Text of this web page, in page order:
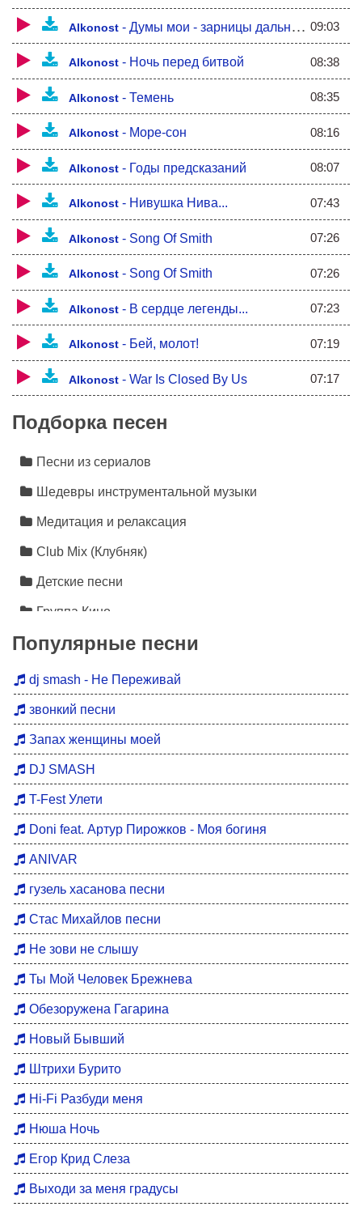
Body will decay forever
Forever!
Warriors are fighting and
Forefathers aren't ashamed
Your cause is just cause
Don't fear to die for it
Maybe you will never come back
Your bones will be pull apart
The corpse will vanish, but spirit will stay
For you offspring
In life with proudly raised head.
Alkonost - Думы мои - зарницы дальние... 09:03
Alkonost - Ночь перед битвой 08:38
Alkonost - Темень 08:35
Alkonost - Море-сон 08:16
Alkonost - Годы предсказаний 08:07
Alkonost - Нивушка Нива... 07:43
Alkonost - Song Of Smith 07:26
Alkonost - Song Of Smith 07:26
Alkonost - В сердце легенды... 07:23
Alkonost - Бей, молот! 07:19
Alkonost - War Is Closed By Us 07:17
Подборка песен
Песни из сериалов
Шедевры инструментальной музыки
Медитация и релаксация
Club Mix (Клубняк)
Детские песни
Группа Кино
Лезгинка
Инструментальная музыка
Песни про любовь
Дискотека 90
Хиты 80
Восточные хиты
Мотивация для тренировок
DFM Remix
Популярные песни
dj smash - Не Переживай
звонкий песни
Запах женщины моей
DJ SMASH
T-Fest Улети
Doni feat. Артур Пирожков - Моя богиня
ANIVAR
гузель хасанова песни
Стас Михайлов песни
Не зови не слышу
Ты Мой Человек Брежнева
Обезоружена Гагарина
Новый Бывший
Штрихи Бурито
Hi-Fi Разбуди меня
Нюша Ночь
Егор Крид Слеза
Выходи за меня градусы